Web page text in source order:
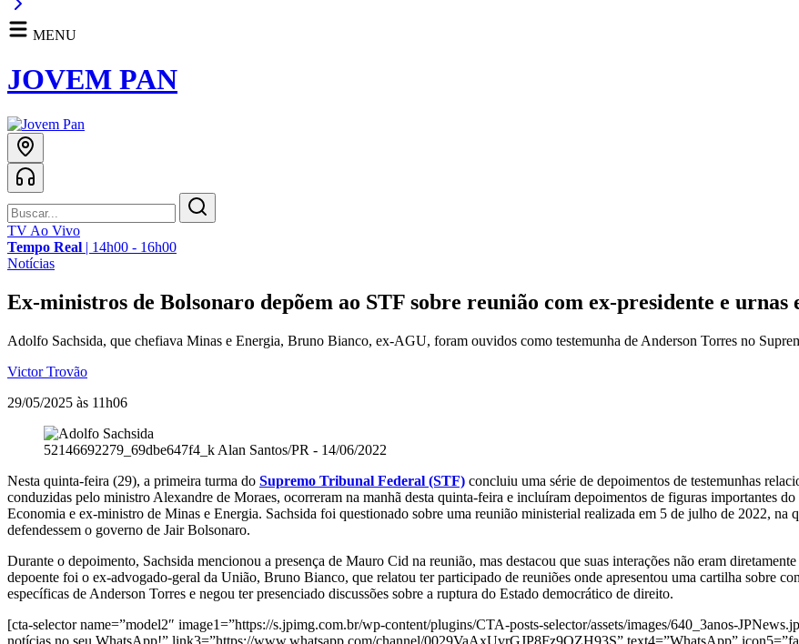
MENU
JOVEM PAN
TV Ao Vivo
Tempo Real | 14h00 - 16h00
Notícias
Ex-ministros de Bolsonaro depõem ao STF sobre reunião com ex-presidente e urnas
Adolfo Sachsida, que chefiava Minas e Energia, Bruno Bianco, ex-AGU, foram ouvidos como testemunha de Anderson Torres no
Victor Trovão
29/05/2025 às 11h06
52146692279_69dbe647f4_k Alan Santos/PR - 14/06/2022
Nesta quinta-feira (29), a primeira turma do Supremo Tribunal Federal (STF) concluiu uma série de depoimentos de testemunhas
conduzidas pelo ministro Alexandre de Moraes, ocorreram na manhã desta quinta-feira e incluíram depoimentos de figuras importantes
Economia e ex-ministro de Minas e Energia. Sachsida foi questionado sobre uma reunião ministerial realizada em 5 de julho de 2022, na
defendessem o governo de Jair Bolsonaro.
Durante o depoimento, Sachsida mencionou a presença de Mauro Cid na reunião, mas destacou que suas interações não eram
depoente foi o ex-advogado-geral da União, Bruno Bianco, que relatou ter participado de reuniões onde apresentou uma cartilha sobre
específicas de Anderson Torres e negou ter presenciado discussões sobre a ruptura do Estado democrático de direito.
[cta-selector name=”model2″ image1=”https://s.jpimg.com.br/wp-content/plugins/CTA-posts-selector/assets/images/640_3anos-
notícias no seu WhatsApp!” link3=”https://www.whatsapp.com/channel/0029VaAxUvrGJP8Fz9QZH93S” text4=”WhatsApp”